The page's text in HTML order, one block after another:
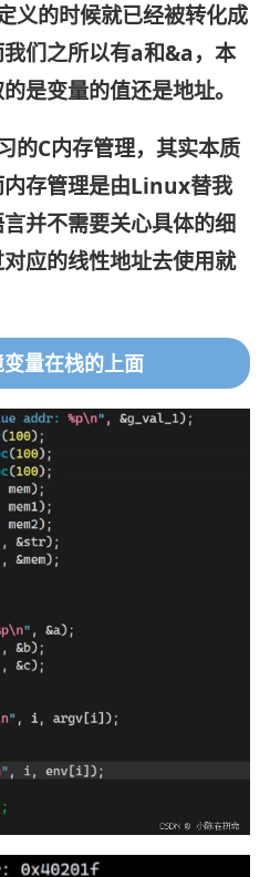
义的时候就已经被转化成
们之所以有a和&a，本
是变量的值还是地址。
的C内存管理，其实本质
存管理是由Linux替我
并不需要关心具体的细
应的线性地址去使用就
量在栈的上面